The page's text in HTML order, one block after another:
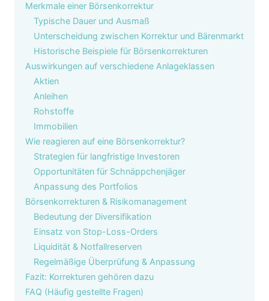
Merkmale einer Börsenkorrektur
Typische Dauer und Ausmaß
Unterscheidung zwischen Korrektur und Bärenmarkt
Historische Beispiele für Börsenkorrekturen
Auswirkungen auf verschiedene Anlageklassen
Aktien
Anleihen
Rohstoffe
Immobilien
Wie reagieren auf eine Börsenkorrektur?
Strategien für langfristige Investoren
Opportunitäten für Schnäppchenjäger
Anpassung des Portfolios
Börsenkorrekturen & Risikomanagement
Bedeutung der Diversifikation
Einsatz von Stop-Loss-Orders
Liquidität & Notfallreserven
Regelmäßige Überprüfung & Anpassung
Fazit: Korrekturen gehören dazu
FAQ (Häufig gestellte Fragen)